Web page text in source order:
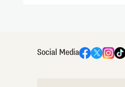
Social Media